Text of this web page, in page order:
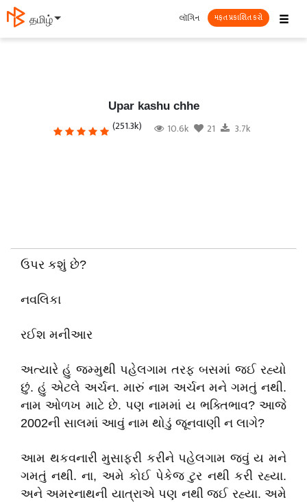
தமிழ் ☰
લૉગિન મફત પ્રકાશિત કરો
Upar kashu chhe
(251.3k) 10.6k 21 3.7k
ઉપર કશું છે?
નવલિકા
રઈશ મનીઆર
અત્યારે હું જમ્મુથી પહેલગામ તરફ બસમાં જઈ રહ્યો
છું. હું એટલે અર્ચન. મારું નામ અર્ચન મને ગમતું નથી.
નામ ઓળખ માટે છે. પણ નામમાં ય ભક્તિભાવ? આજે
2002ની સાલમાં આવું નામ થોડું જૂનવાણી ન લાગે?
આમ થકવનારી મુસાફરી કરીને પહેલગામ જવું ય મને
ગમતું નથી. ના, અમે કોઈ પેકેજ ટુર નથી કરી રહ્યા.
અને અમરનાથની યાત્રાએ પણ નથી જઈ રહ્યા. અમે